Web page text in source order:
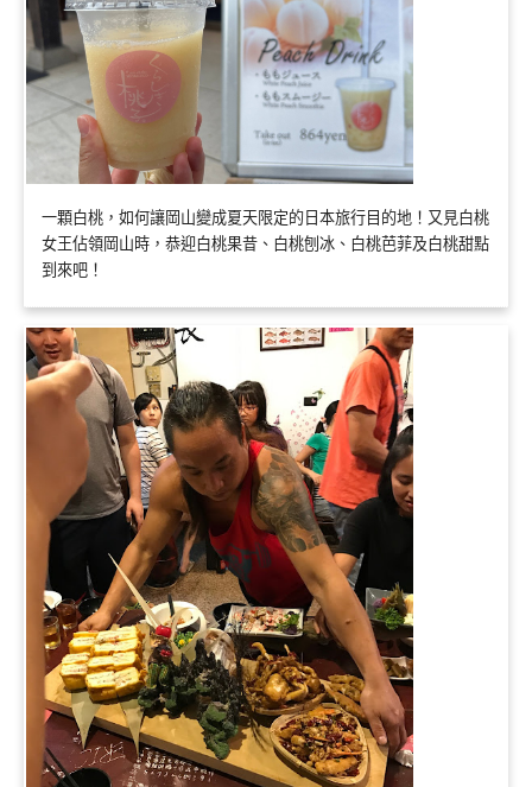
一顆白桃，如何讓岡山變成夏天限定的日本旅行目的地！又見白桃
女王佔領岡山時，恭迎白桃果昔、白桃刨冰、白桃芭菲及白桃甜點
到來吧！